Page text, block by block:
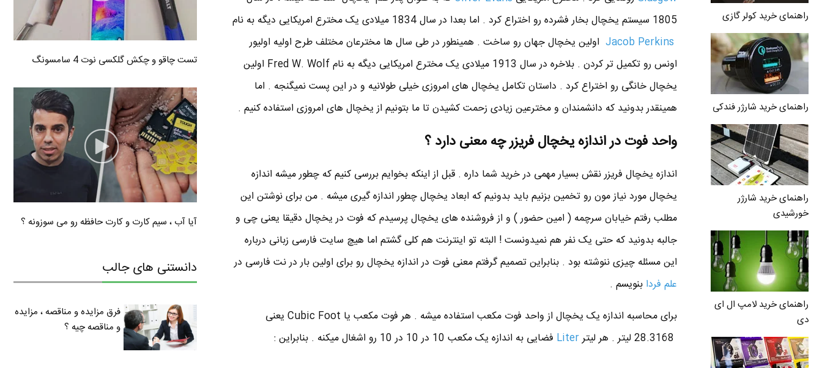
راهنمای خرید کولر گازی
راهنمای خرید شارژر فندکی
راهنمای خرید شارژر
خورشیدی
راهنمای خرید لامپ ال ای
دی
1805 سیستم یخچال بخار فشرده رو اختراع کرد . اما بعدا در سال 1834 میلادی یک مخترع امریکایی دیگه به نام
Jacob Perkins اولین یخچال جهان رو ساخت . همینطور در طی سال ها مخترعان مختلف طرح اولیه اولیور
اونس رو تکمیل تر کردن . بلاخره در سال 1913 میلادی یک مخترع امریکایی دیگه به نام Fred W. Wolf اولین
یخچال خانگی رو اختراع کرد . داستان تکامل یخچال های امروزی خیلی طولانیه و در این پست نمیگنجه . اما
همینقدر بدونید که دانشمندان و مخترعین زیادی زحمت کشیدن تا ما بتونیم از یخچال های امروزی استفاده کنیم .
واحد فوت در اندازه یخچال فریزر چه معنی دارد ؟
اندازه یخچال فریزر نقش بسیار مهمی در خرید شما داره . قبل از اینکه بخوایم بررسی کنیم که چطور میشه اندازه
یخچال مورد نیاز مون رو تخمین بزنیم باید بدونیم که ابعاد یخچال چطور اندازه گیری میشه . من برای نوشتن این
مطلب رفتم خیابان سرچمه ( امین حضور ) و از فروشنده های یخچال پرسیدم که فوت در یخچال دقیقا یعنی چی و
جالبه بدونید که حتی یک نفر هم نمیدونست ! البته تو اینترنت هم کلی گشتم اما هیچ سایت فارسی زبانی درباره
این مسئله چیزی ننوشته بود . بنابراین تصمیم گرفتم معنی فوت در اندازه یخچال رو برای اولین بار در نت فارسی در
علم فردا بنویسم .
برای محاسبه اندازه یک یخچال از واحد فوت مکعب استفاده میشه . هر فوت مکعب یا Cubic Foot یعنی
Liter فضایی به اندازه یک مکعب 10 در 10 در 10 رو اشغال میکنه . بنابراین :
تست چاقو و چکش گلکسی نوت 4 سامسونگ
آیا آب ، سیم کارت و کارت حافظه رو می سوزونه ؟
دانستنی های جالب
فرق مزایده و مناقصه ، مزایده
و مناقصه چیه ؟